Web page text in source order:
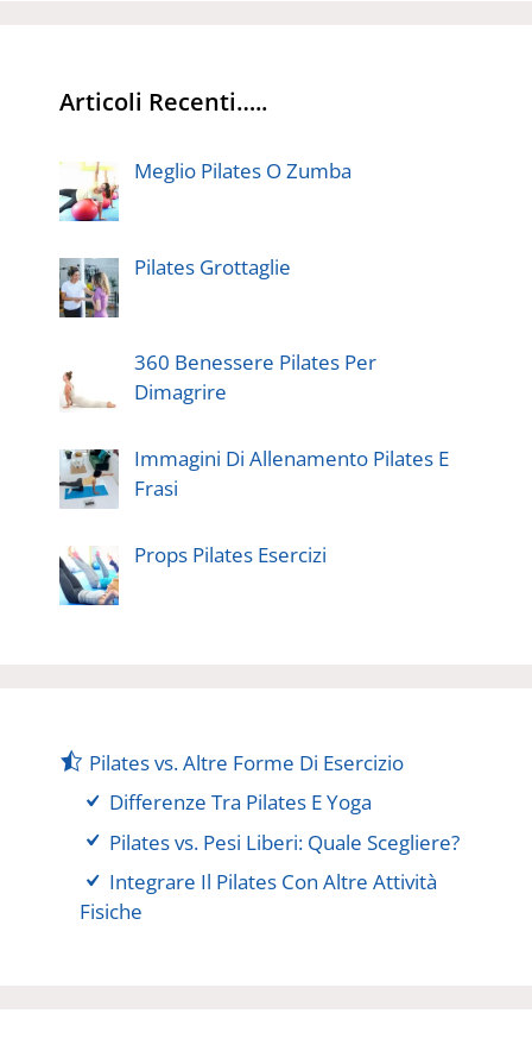
Articoli Recenti…..
Meglio Pilates O Zumba
Pilates Grottaglie
360 Benessere Pilates Per
Dimagrire
Immagini Di Allenamento Pilates E
Frasi
Props Pilates Esercizi
Pilates vs. Altre Forme Di Esercizio
Differenze Tra Pilates E Yoga
Pilates vs. Pesi Liberi: Quale Scegliere?
Integrare Il Pilates Con Altre Attività
Fisiche